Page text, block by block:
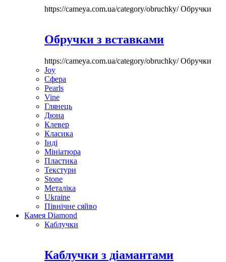
https://cameya.com.ua/category/obruchky/Обручки
Обручки з вставками
https://cameya.com.ua/category/obruchky/Обручки
Joy
Сфера
Pearls
Vine
Глянець
Дюна
Клевер
Класика
Інді
Мініатюра
Пластика
Текстури
Stone
Металіка
Ukraine
Північне сяйво
Камея Diamond
Каблучки
Каблучки з діамантами